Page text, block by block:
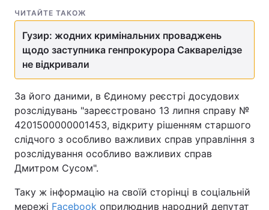
ЧИТАЙТЕ ТАКОЖ
Гузир: жодних кримінальних проваджень
щодо заступника генпрокурора Сакварелідзе
не відкривали
За його даними, в Єдиному реєстрі досудових
розслідувань "зареєстровано 13 липня справу №
4201500000001453, відкриту рішенням старшого
слідчого з особливо важливих справ управління з
розслідування особливо важливих справ
Дмитром Сусом".
Таку ж інформацію на своїй сторінці в соціальній
мережі Facebook оприлюднив народний депутат